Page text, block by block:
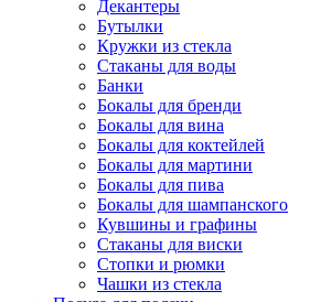
Декантеры
Бутылки
Кружки из стекла
Стаканы для воды
Банки
Бокалы для бренди
Бокалы для вина
Бокалы для коктейлей
Бокалы для мартини
Бокалы для пива
Бокалы для шампанского
Кувшины и графины
Стаканы для виски
Стопки и рюмки
Чашки из стекла